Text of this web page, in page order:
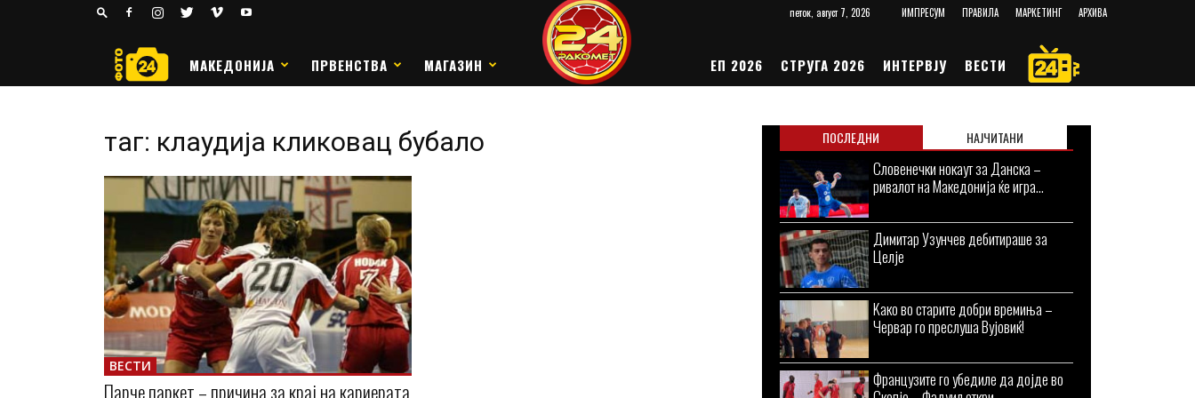
петок, август 7, 2026 ИМПРЕСУМ ПРАВИЛА МАРКЕТИНГ АРХИВА
РАКОМЕТ
МАКЕДОНИЈА ПРВЕНСТВА МАГАЗИН ЕП 2026 СТРУГА 2026 ИНТЕРВЈУ ВЕСТИ
таг: клаудија кликовац бубало
ВЕСТИ
Парче паркет – причина за крај на кариерата
ПОСЛЕДНИ НАЈЧИТАНИ
Словенечки нокаут за Данска –
ривалот на Македонија ќе игра...
Димитар Узунчев дебитираше за
Целје
Kaко во старите добри времиња –
Червар го преслуша Вујовиќ!
Французите го убедиле да дојде во